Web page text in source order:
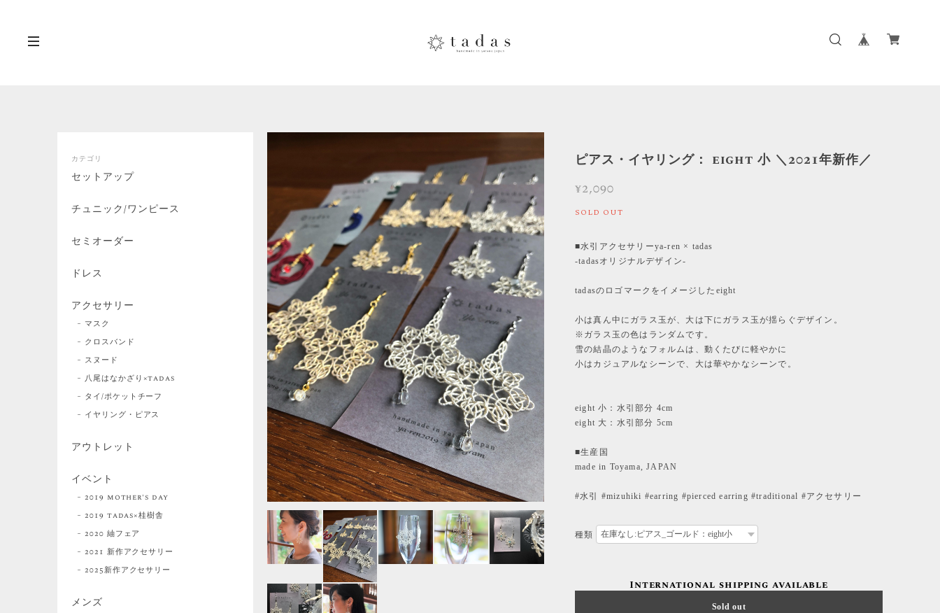
ピアス・イヤリング： eight 小 ＼2021年新作／
¥2,090
SOLD OUT
■水引アクセサリーya-ren × tadas
-tadasオリジナルデザイン-
tadasのロゴマークをイメージしたeight
小は真ん中にガラス玉が、大は下にガラス玉が揺らぐデザイン。
※ガラス玉の色はランダムです。
雪の結晶のようなフォルムは、動くたびに軽やかに
小はカジュアルなシーンで、大は華やかなシーンで。
eight 小：水引部分 4cm
eight 大：水引部分 5cm
■生産国
made in Toyama, JAPAN
#水引 #mizuhiki #earring #pierced earring #traditional #アクセサリー
種類
International shipping available
Sold out
カテゴリ
セットアップ
チュニック/ワンピース
セミオーダー
ドレス
アクセサリー
マスク
クロスバンド
スヌード
八尾はなかざり×tadas
タイ/ポケットチーフ
イヤリング・ピアス
アウトレット
イベント
2019 mother's day
2019 tadas×桂樹舎
2020 紬フェア
2021 新作アクセサリー
2025新作アクセサリー
メンズ